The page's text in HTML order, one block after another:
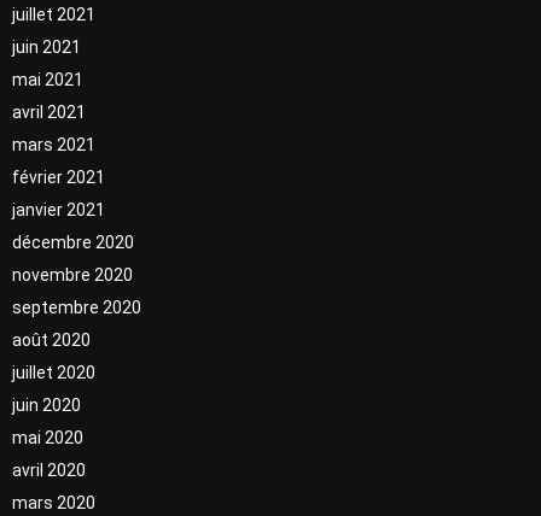
juillet 2021
juin 2021
mai 2021
avril 2021
mars 2021
février 2021
janvier 2021
décembre 2020
novembre 2020
septembre 2020
août 2020
juillet 2020
juin 2020
mai 2020
avril 2020
mars 2020